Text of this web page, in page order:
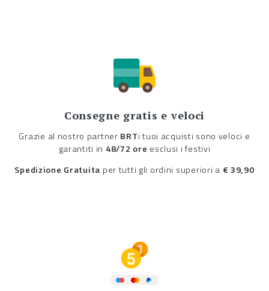
Consegne gratis e veloci
Grazie al nostro partner BRTi tuoi acquisti sono veloci e
garantiti in 48/72 ore esclusi i festivi
Spedizione Gratuita per tutti gli ordini superiori a € 39,90